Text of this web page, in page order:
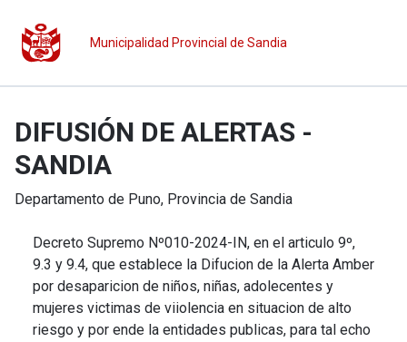
Municipalidad Provincial de Sandia
DIFUSIÓN DE ALERTAS -
SANDIA
Departamento de Puno, Provincia de Sandia
Decreto Supremo Nº010-2024-IN, en el articulo 9º,
9.3 y 9.4, que establece la Difucion de la Alerta Amber
por desaparicion de niños, niñas, adolecentes y
mujeres victimas de viiolencia en situacion de alto
riesgo y por ende la entidades publicas, para tal echo